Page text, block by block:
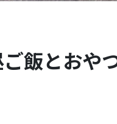
飯とおや